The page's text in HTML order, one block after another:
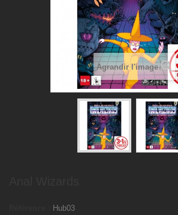
Agrandir l'image
Hub03